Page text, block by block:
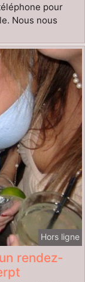
pour
Nous nous
Hors ligne
rendez-